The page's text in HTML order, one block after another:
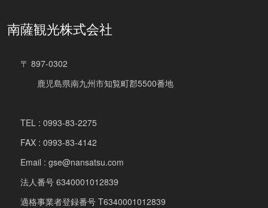
南薩観光株式会社
〒 897-0302
鹿児島県南九州市知覧町郡5500番地
TEL : 0993-83-2275
FAX : 0993-83-4142
Email : gse@nansatsu.com
法人番号 6340001012839
適格事業者登録番号 T6340001012839